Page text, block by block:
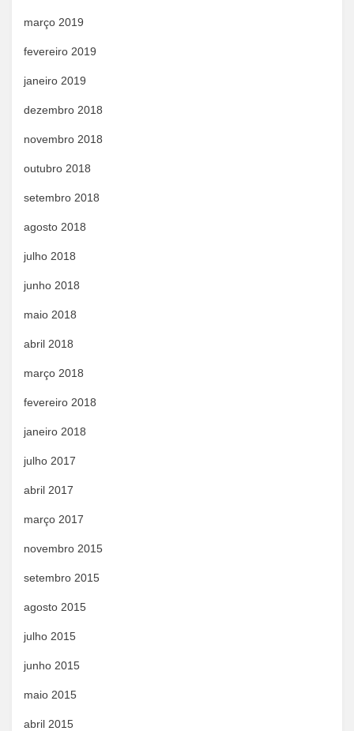
março 2019
fevereiro 2019
janeiro 2019
dezembro 2018
novembro 2018
outubro 2018
setembro 2018
agosto 2018
julho 2018
junho 2018
maio 2018
abril 2018
março 2018
fevereiro 2018
janeiro 2018
julho 2017
abril 2017
março 2017
novembro 2015
setembro 2015
agosto 2015
julho 2015
junho 2015
maio 2015
abril 2015